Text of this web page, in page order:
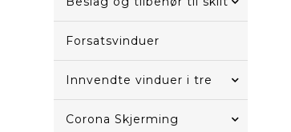
Forsatsvinduer
Innvendte vinduer i tre
Corona Skjerming